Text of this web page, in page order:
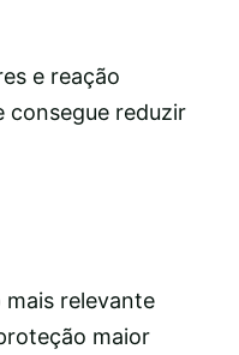
e reação
consegue reduzir
relevante
maior